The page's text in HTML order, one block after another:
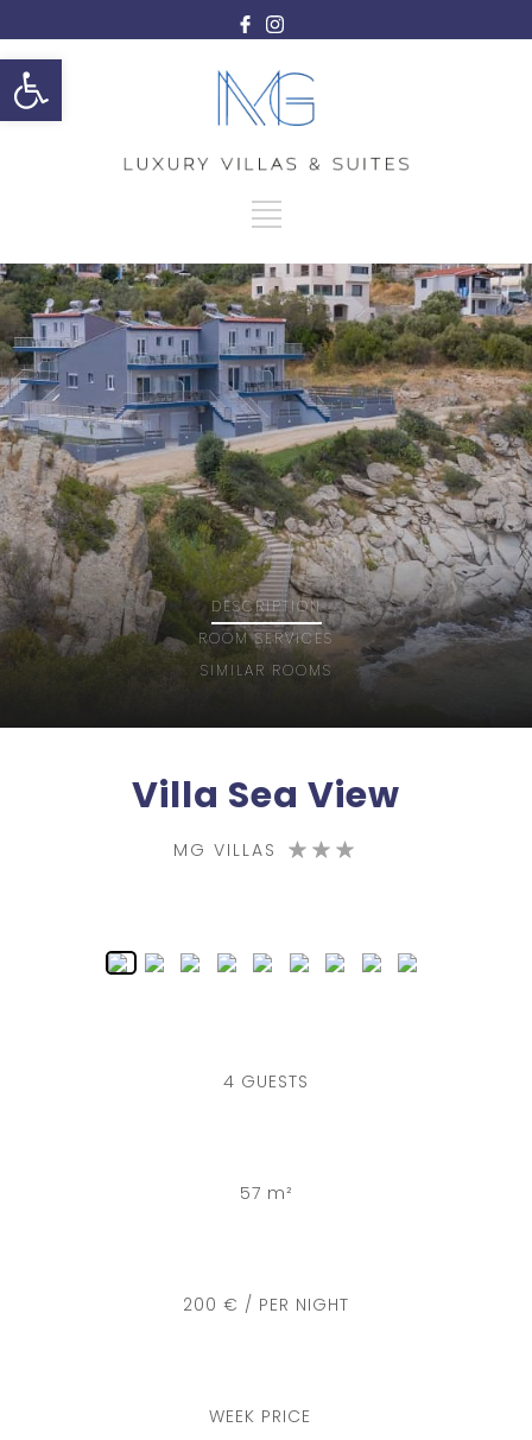
Ανοίξτε τη γραμμή εργαλείων
DESCRIPTION
ROOMSERVICES
SIMILAR ROOMS
Villa Sea View
MG VILLAS
4 GUESTS
57 m²
200 € / PER NIGHT
WEEK PRICE